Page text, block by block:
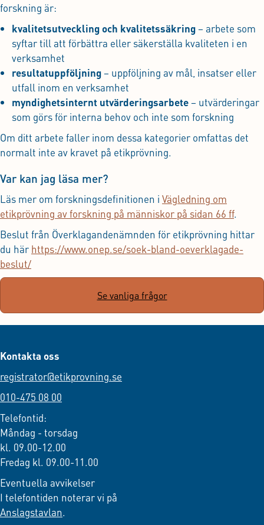
forskning är:
kvalitetsutveckling och kvalitetssäkring– arbete som
syftar till att förbättra eller säkerställa kvaliteten i en
verksamhet
resultatuppföljning– uppföljning av mål, insatser eller
utfall inom en verksamhet
myndighetsinternt utvärderingsarbete– utvärderingar
som görs för interna behov och inte som forskning
Om ditt arbete faller inom dessa kategorier omfattas det
normalt inte av kravet på etikprövning.
Var kan jag läsa mer?
Läs mer om forskningsdefinitionen i Vägledning om
etikprövning av forskning på människor på sidan 66 ff.
Beslut från Överklagandenämnden för etikprövning hittar
du här https://www.onep.se/soek-bland-oeverklagade-
beslut/
Se vanliga frågor
Kontakta oss
registrator@etikprovning.se
010-475 08 00
Telefontid:
Måndag - torsdag
kl. 09.00-12.00
Fredag kl. 09.00-11.00
Eventuella avvikelser
I telefontiden noterar vi på
Anslagstavlan.